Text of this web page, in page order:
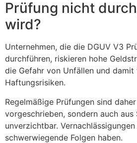
Prüfung nicht
wird?
Unternehmen, die die DGUV V3
durchführen, riskieren hohe
die Gefahr von Unfällen und damit
Haftungsrisiken.
Regelmäßige Prüfungen sind
vorgeschrieben, sondern auch aus
unverzichtbar.
schwerwiegende Folgen haben.